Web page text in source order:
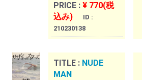
PRICE : ¥ 770(税
込み)
ID :
210230138
TITLE : NUDE
MAN